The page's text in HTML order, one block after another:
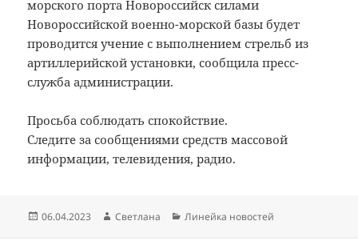
морского порта Новороссийск силами
Новороссийской военно-морской базы будет
проводится учение с выполнением стрельб из
артиллерийской установки, сообщила пресс-
служба администрации.
Просьба соблюдать спокойствие.
Следите за сообщениями средств массовой
информации, телевидения, радио.
Опубликовано
06.04.2023 Автор
Светлана Рубрики
Линейка новостей